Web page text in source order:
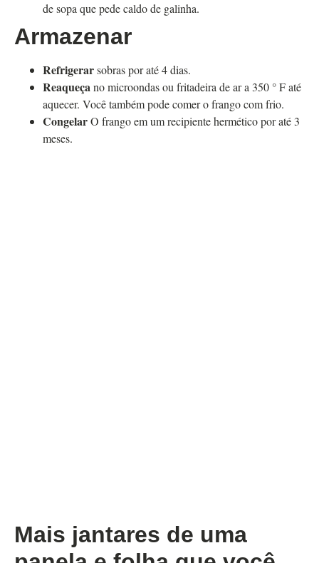
de sopa que pede caldo de galinha.
Armazenar
Refrigerarsobras por até 4 dias.
Reaqueçano microondas ou fritadeira de ar a 350 ° F até
aquecer. Você também pode comer o frango com frio.
CongelarO frango em um recipiente hermético por até 3
meses.
Mais jantares de uma